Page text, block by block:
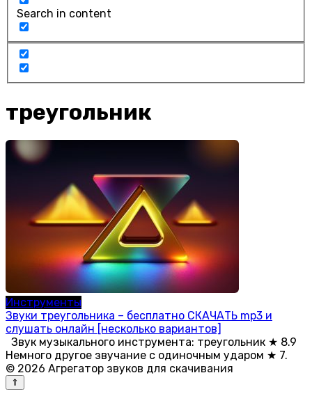
Search in content
треугольник
Инструменты
Звуки треугольника – бесплатно СКАЧАТЬ mp3 и
слушать онлайн [несколько вариантов]
Звук музыкального инструмента: треугольник ★ 8.9
Немного другое звучание с одиночным ударом ★ 7.
© 2026 Агрегатор звуков для скачивания